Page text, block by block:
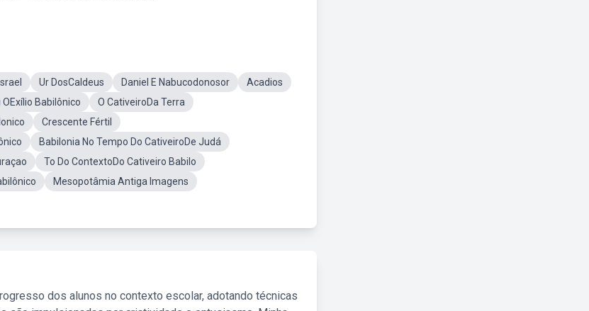
Ur DosCaldeus Daniel E Nabucodonosor
Acadios
Babilônico
O CativeiroDa Terra
Crescente Fértil
Babilonia No Tempo Do CativeiroDe Judá
To Do ContextoDo Cativeiro Babilo
Mesopotâmia Antiga Imagens
dos alunos no contexto escolar, adotando técnicas